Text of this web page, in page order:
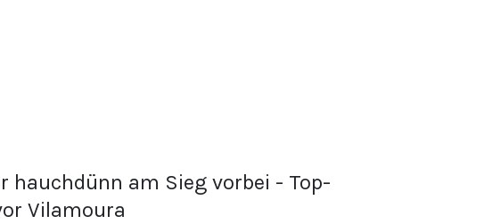
hauchdünn am Sieg vorbei - Top-
Vilamoura